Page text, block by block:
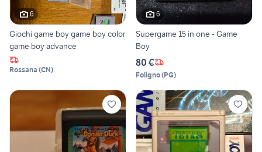
6
Giochi game boy game boy color
game boy advance
Rossana (CN)
6
Supergame 15 in one - Game
Boy
80 €
Foligno(PG)